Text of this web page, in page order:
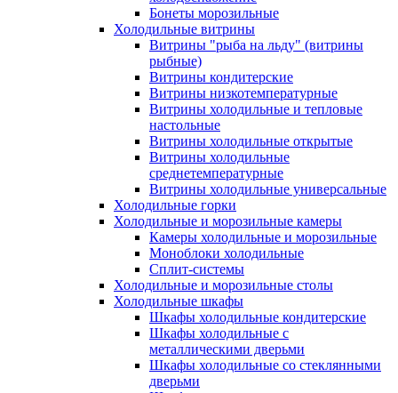
Бонеты морозильные
Холодильные витрины
Витрины "рыба на льду" (витрины
рыбные)
Витрины кондитерские
Витрины низкотемпературные
Витрины холодильные и тепловые
настольные
Витрины холодильные открытые
Витрины холодильные
среднетемпературные
Витрины холодильные универсальные
Холодильные горки
Холодильные и морозильные камеры
Камеры холодильные и морозильные
Моноблоки холодильные
Сплит-системы
Холодильные и морозильные столы
Холодильные шкафы
Шкафы холодильные кондитерские
Шкафы холодильные с
металлическими дверьми
Шкафы холодильные со стеклянными
дверьми